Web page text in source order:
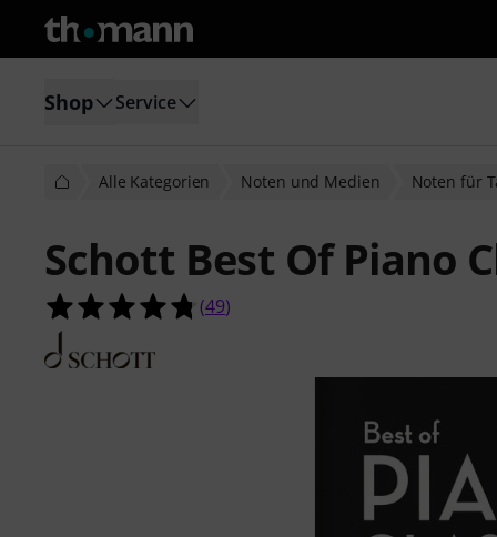
Shop Service
Alle Kategorien Noten und Medien Noten für
Schott Best Of Piano
4.8 von 5 Sternen aus 49
(49)